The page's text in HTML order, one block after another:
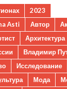
2023
Asti Автор
Архитектура
Владимир
Исследование
Мода